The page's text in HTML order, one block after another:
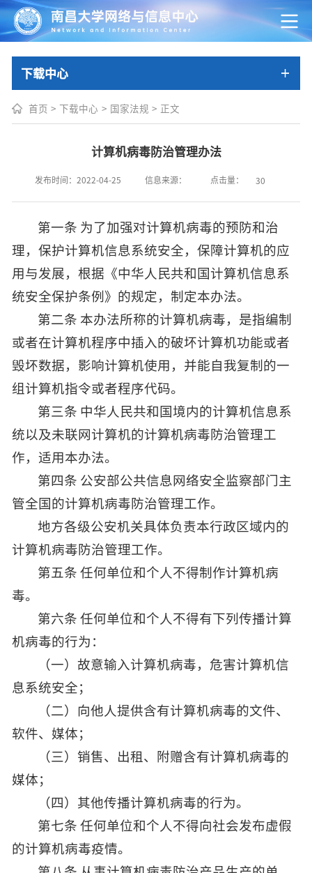
下载中心
首页 > 下载中心 > 国家法规 > 正文
计算机病毒防治管理办法
发布时间：2022-04-25 信息来源： 点击量： 30
第一条 为了加强对计算机病毒的预防和治
理，保护计算机信息系统安全，保障计算机的应
用与发展，根据《中华人民共和国计算机信息系
统安全保护条例》的规定，制定本办法。
第二条 本办法所称的计算机病毒，是指编制
或者在计算机程序中插入的破坏计算机功能或者
毁坏数据，影响计算机使用，并能自我复制的一
组计算机指令或者程序代码。
第三条 中华人民共和国境内的计算机信息系
统以及未联网计算机的计算机病毒防治管理工
作，适用本办法。
第四条 公安部公共信息网络安全监察部门主
管全国的计算机病毒防治管理工作。
地方各级公安机关具体负责本行政区域内的
计算机病毒防治管理工作。
第五条 任何单位和个人不得制作计算机病
毒。
第六条 任何单位和个人不得有下列传播计算
机病毒的行为：
（一）故意输入计算机病毒，危害计算机信
息系统安全；
（二）向他人提供含有计算机病毒的文件、
软件、媒体；
（三）销售、出租、附赠含有计算机病毒的
媒体；
（四）其他传播计算机病毒的行为。
第七条 任何单位和个人不得向社会发布虚假
的计算机病毒疫情。